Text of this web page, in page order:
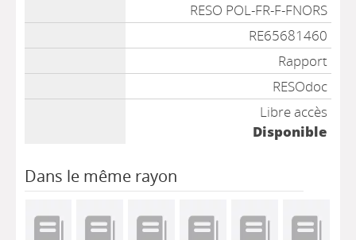
RESO POL-FR-F-FNORS
RE65681460
Rapport
RESOdoc
Libre accès
Disponible
Dans le même rayon